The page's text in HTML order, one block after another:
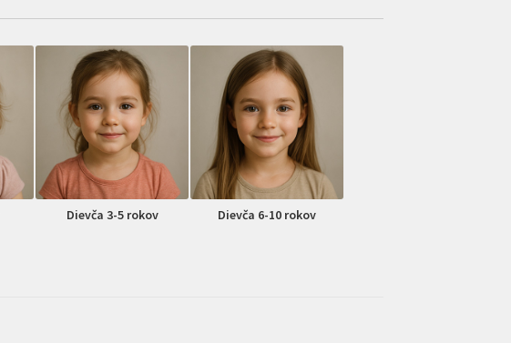
Dievča 3-5 rokov Dievča 6-10 rokov